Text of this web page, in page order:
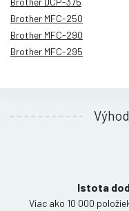
Brother MFC-250
Brother MFC-290
Brother MFC-295
Istota
Viac ako 10 000